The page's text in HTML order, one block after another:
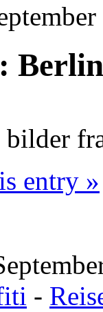
entry »
-